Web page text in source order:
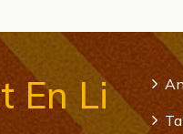
En Li